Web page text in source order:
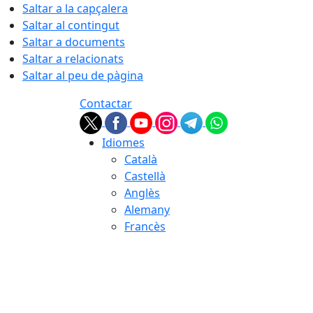
Saltar a la capçalera
Saltar al contingut
Saltar a documents
Saltar a relacionats
Saltar al peu de pàgina
Contactar
Idiomes
Català
Castellà
Anglès
Alemany
Francès